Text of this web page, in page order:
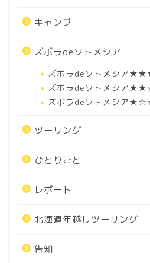
キャンプ
ズボラdeソトメシア
ズボラdeソトメシア
ズボラdeソトメシア
ズボラdeソトメシア
ツーリング
ひとりごと
レポート
北海道年越しツーリング
告知